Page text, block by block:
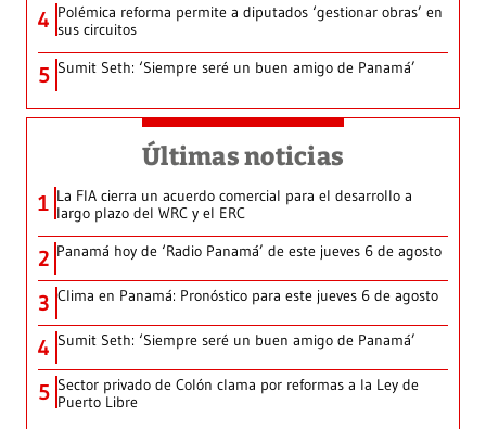
4 Polémica reforma permite a diputados ‘gestionar obras’ en
sus circuitos
5 Sumit Seth: ‘Siempre seré un buen amigo de Panamá’
Últimas noticias
1 La FIA cierra un acuerdo comercial para el desarrollo a
largo plazo del WRC y el ERC
2 Panamá hoy de ‘Radio Panamá’ de este jueves 6 de agosto
3 Clima en Panamá: Pronóstico para este jueves 6 de agosto
4 Sumit Seth: ‘Siempre seré un buen amigo de Panamá’
5 Sector privado de Colón clama por reformas a la Ley de
Puerto Libre